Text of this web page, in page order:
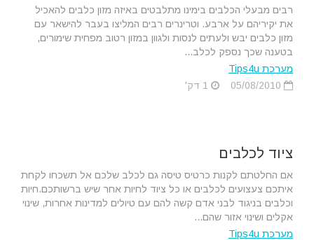
רבים מבעלי הכלבים בימינו מתלבטים באיזה מזון כלבים להאכיל
את יקיריהם על ארבע. וטרינרים רבים המליצו בעבר להישאר עם
מזון כלבים יבש ולעתים לנסות ולגוון במזון רטוב מפחית שימורים,
בטענה שכך נספק לכלב...
מערכת Tips4u
ציוד לכלבים
אם החלטתם לקנות כרטיס טיסה גם לכלב שלכם אל תשכחו לקחת
איתכם צעצועים לכלבים או כל ציוד לחיות אחר שיש ברשותכם.חיות
וכלבים בניגוד לבני אדם קשה להם עם טיולים למדינות אחרות, שינוי
אקלים ושינוי אזור שהם...
מערכת Tips4u